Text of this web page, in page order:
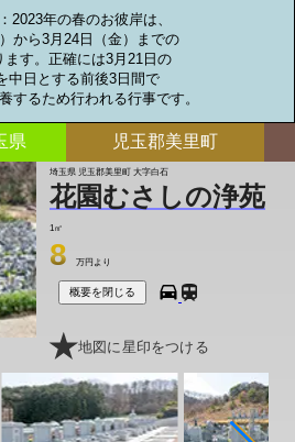
2023年の春のお彼岸は、
から3月24日（金）までの
ます。正確には3月21日の
中日とする前後3日間で
するため行われる行事です。
県 児玉郡美里町
埼玉県 児玉郡美里町 大字白石
花園むさしの浄苑
1㎡
8 万円より
概要を閉じる
地図に星印をつける